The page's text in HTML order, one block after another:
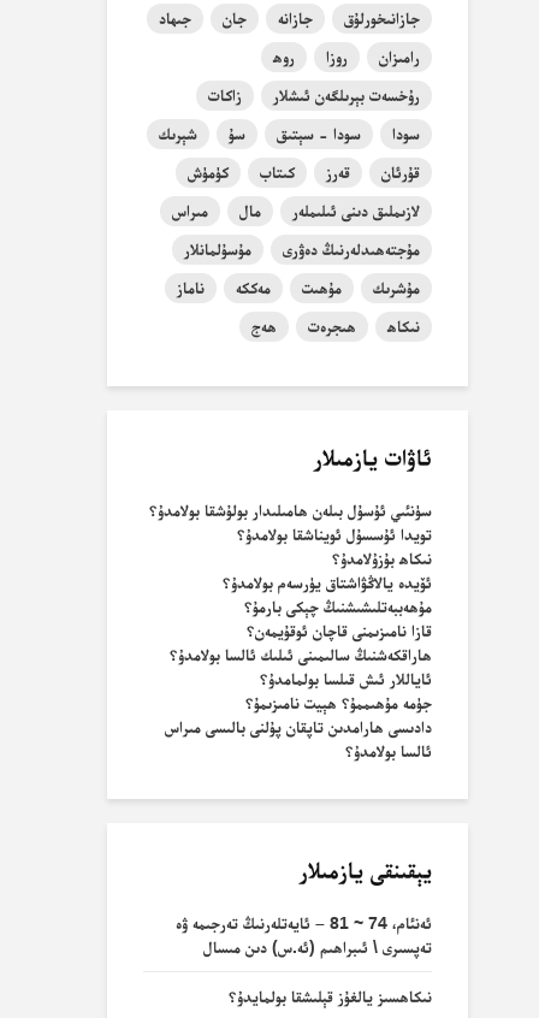
جازانىخورلۇق جازانە جان
جىھاد
رامىزان
روزا
روھ
رۇخسەت بېرىلگەن ئىشلار
زاكات
سودا
سودا - سېتىق سۇ
شېرىك
قۇرئان
قەرز كىتاب
كۈمۈش
لازىملىق دىنى ئىلىملەر
مال
مىراس
مۇجتەھىدلەرنىڭ دەۋرى
مۇسۇلمانلار
مۇشرىك
مۇھىت مەككە
ناماز
نىكاھ
ھىجرەت ھەج
ئاۋات يازمىلار
سۈنئىي ئۇسۇل بىلەن ھامىلىدار بولۇشقا بولامدۇ؟
تويدا ئۇسسۇل ئويناشقا بولامدۇ؟
نىكاھ بۇزۇلامدۇ؟
ئۆيدە يالاڭۋاشتاق يۈرسەم بولامدۇ؟
مۇھەببەتلىشىشنىڭ چېكى بارمۇ؟
قازا نامىزىمنى قاچان ئوقۇيمەن؟
ھاراقكەشنىڭ سالىمىنى ئىلىك ئالسا بولامدۇ؟
ئاياللار ئىش قىلسا بولمامدۇ؟
جۈمە مۇھىممۇ؟ ھېيت نامىزىمۇ؟
دادىسى ھارامدىن تاپقان پۇلنى بالىسى مىراس
ئالسا بولامدۇ؟
يېقىنقى يازمىلار
ئەنئام، 74 ~ 81 – ئايەتلەرنىڭ تەرجىمە ۋە
تەپسىرى \ ئىبراھىم (ئە.س) دىن مىسال
نىكاھسىز يالغۇز قېلىشقا بولمايدۇ؟